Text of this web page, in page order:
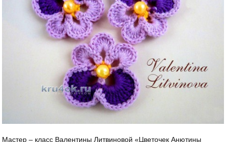
Мастер – класс Валентины Литвиновой «Цветочек Анютины